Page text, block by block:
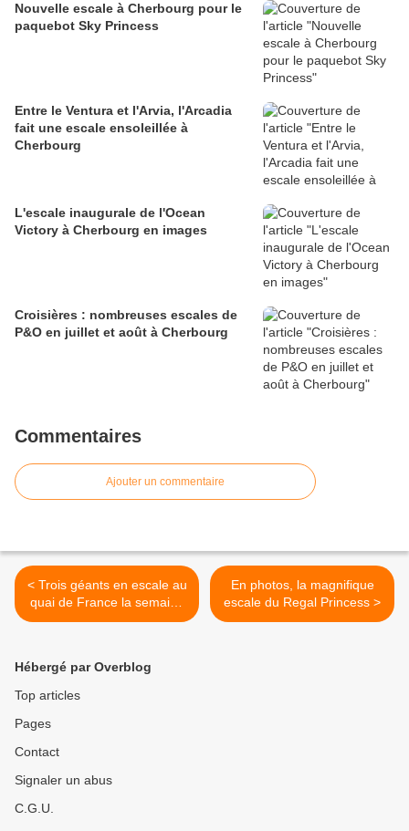
Nouvelle escale à Cherbourg pour le
paquebot Sky Princess
Entre le Ventura et l'Arvia, l'Arcadia
fait une escale ensoleillée à
Cherbourg
L'escale inaugurale de l'Ocean
Victory à Cherbourg en images
Croisières : nombreuses escales de
P&O en juillet et août à Cherbourg
Commentaires
Ajouter un commentaire
< Trois géants en escale au
quai de France la semaine
prochaine
En photos, la magnifique
escale du Regal Princess >
Hébergé par Overblog
Top articles
Pages
Contact
Signaler un abus
C.G.U.